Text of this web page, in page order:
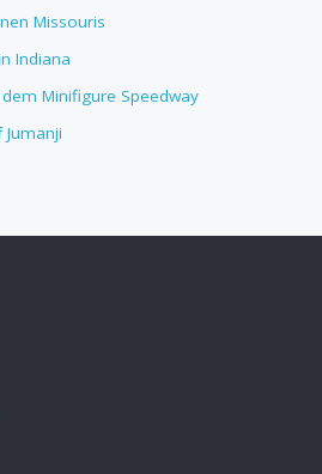
Missouris
Indiana
Minifigure Speedway